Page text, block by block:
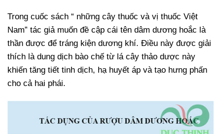
Trong cuốc sách “ những cây thuốc và vị thuốc Việt
Nam” tác giả muốn đề cập cái tên dâm dương hoắc là
thần được để tráng kiện dương khí. Điều này được giải
thích là dung dịch bào chế từ lá cây thảo dược này
khiến tăng tiết tinh dịch, hạ huyết áp và tạo hưng phấn
cho cả hai phái.